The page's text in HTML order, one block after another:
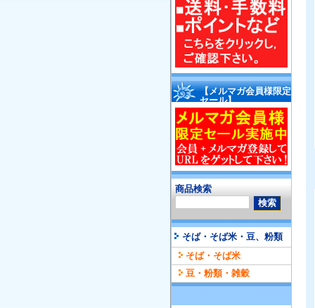
【メルマガ会員様限定
セール】
商品検索
そば・そば米・豆、粉類
そば・そば米
豆・粉類・雑穀